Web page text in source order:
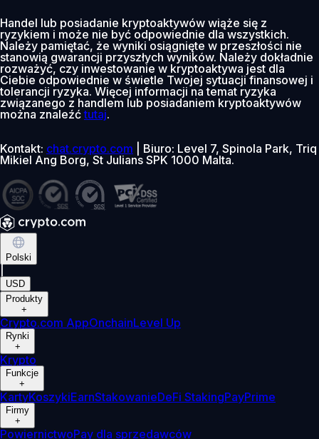
Handel lub posiadanie kryptoaktywów wiąże się z
ryzykiem i może nie być odpowiednie dla wszystkich.
Należy pamiętać, że wyniki osiągnięte w przeszłości nie
stanowią gwarancji przyszłych wyników. Należy dokładnie
rozważyć, czy inwestowanie w kryptoaktywa jest dla
Ciebie odpowiednie w świetle Twojej sytuacji finansowej i
tolerancji ryzyka. Więcej informacji na temat ryzyka
związanego z handlem lub posiadaniem kryptoaktywów
można znaleźćtutaj.
Kontakt: chat.crypto.com | Biuro: Level 7, Spinola Park, Triq
Mikiel Ang Borg, St Julians SPK 1000 Malta.
Polski
USD
Produkty
+
Crypto.com AppOnchainLevel Up
Rynki
+
Krypto
Funkcje
+
KartyKoszykiEarnStakowanieDeFi StakingPayPrime
Firmy
+
PowiernictwoPay dla sprzedawców